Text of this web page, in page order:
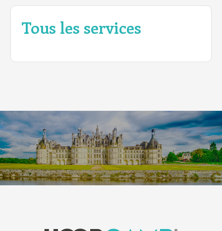
Tous les services